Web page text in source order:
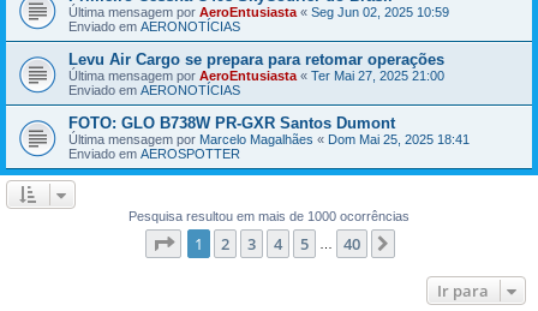
Última mensagem por AeroEntusiasta « Seg Jun 02, 2025 10:59
Enviado em AERONOTÍCIAS
Levu Air Cargo se prepara para retomar operações
Última mensagem por AeroEntusiasta « Ter Mai 27, 2025 21:00
Enviado em AERONOTÍCIAS
FOTO: GLO B738W PR-GXR Santos Dumont
Última mensagem por Marcelo Magalhães « Dom Mai 25, 2025 18:41
Enviado em AEROSPOTTER
Pesquisa resultou em mais de 1000 ocorrências
Página de 40
1 2 3 4 5 40
Ir para